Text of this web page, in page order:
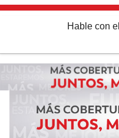
Hable con el